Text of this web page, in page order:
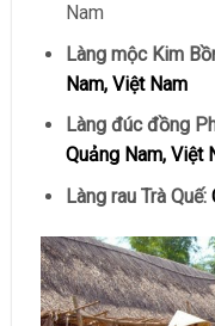
Nam
Làng mộc Kim
Nam, Việt Nam
Làng đúc đồng
Quảng Nam, Việt
Làng rau Trà Quế: